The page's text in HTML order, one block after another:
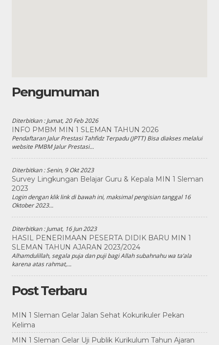
Pengumuman
Diterbitkan :Jumat, 20 Feb 2026
INFO PMBM MIN 1 SLEMAN TAHUN 2026
Pendaftaran Jalur Prestasi Tahfidz Terpadu (JPTT) Bisa diakses melalui
website PMBM Jalur Prestasi...
Diterbitkan :Senin, 9 Okt 2023
Survey Lingkungan Belajar Guru & Kepala MIN 1 Sleman
2023
Login dengan klik link di bawah ini, maksimal pengisian tanggal 16
Oktober 2023...
Diterbitkan :Jumat, 16 Jun 2023
HASIL PENERIMAAN PESERTA DIDIK BARU MIN 1
SLEMAN TAHUN AJARAN 2023/2024
Alhamdulillah, segala puja dan puji bagi Allah subahnahu wa ta’ala
karena atas rahmat,...
Post Terbaru
MIN 1 Sleman Gelar Jalan Sehat Kokurikuler Pekan
Kelima
MIN 1 Sleman Gelar Uji Publik Kurikulum Tahun Ajaran